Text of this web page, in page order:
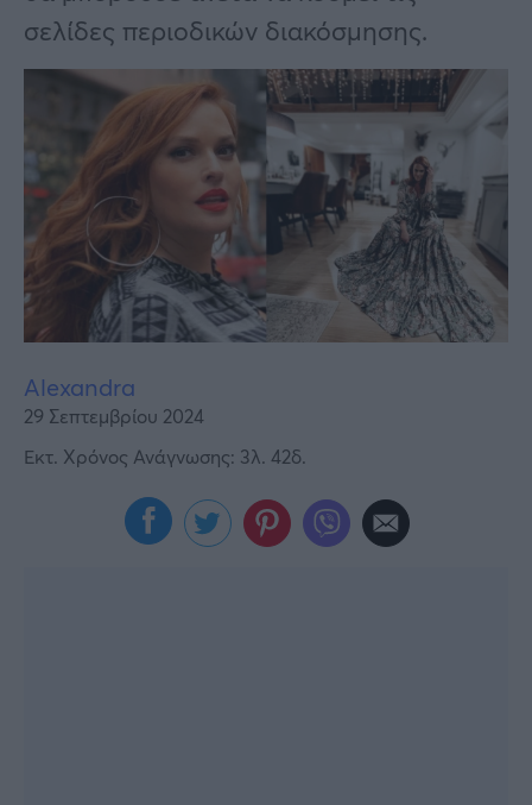
Γυναίκα
Καιρός
σελίδες περιοδικών διακόσμησης.
Alexandra
29 Σεπτεμβρίου 2024
Εκτ. Χρόνος Ανάγνωσης: 3λ. 42δ.